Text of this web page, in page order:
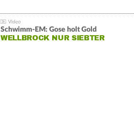
Schwimm-EM: Gose holt Gold
WELLBROCK NUR SIEBTER